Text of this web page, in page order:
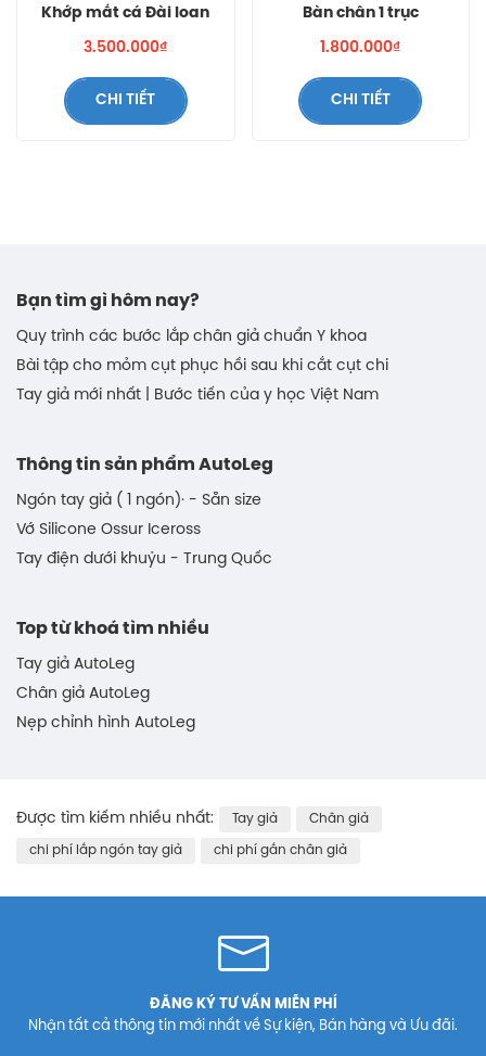
Khớp mắt cá Đài loan
3.500.000₫
CHI TIẾT
Bàn chân 1 trục
1.800.000₫
CHI TIẾT
Bạn tìm gì hôm nay?
Quy trình các bước lắp chân giả chuẩn Y khoa
Bài tập cho mỏm cụt phục hồi sau khi cắt cụt chi
Tay giả mới nhất | Bước tiến của y học Việt Nam
Thông tin sản phẩm AutoLeg
Ngón tay giả ( 1 ngón)· - Sẵn size
Vớ Silicone Ossur Iceross
Tay điện dưới khuỷu - Trung Quốc
Top từ khoá tìm nhiều
Tay giả AutoLeg
Chân giả AutoLeg
Nẹp chỉnh hình AutoLeg
Được tìm kiếm nhiều nhất: Tay giả Chân giả
chi phí lắp ngón tay giả chi phí gắn chân giả
ĐĂNG KÝ TƯ VẤN MIỄN PHÍ
Nhận tất cả thông tin mới nhất về Sự kiện, Bán hàng và Ưu đãi.